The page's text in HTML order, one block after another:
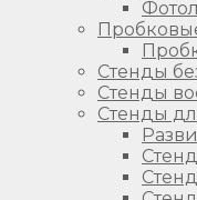
Стенды
Стенды
Стенды